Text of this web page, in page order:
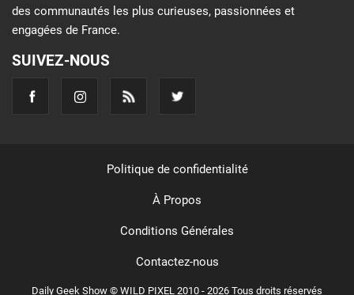
des communautés les plus curieuses, passionnées et
engagées de France.
SUIVEZ-NOUS
Daily Geek Show © WILD PIXEL 2010 - 2026 Tous droits réservés
Politique de confidentialité
À Propos
Conditions Générales
Contactez-nous